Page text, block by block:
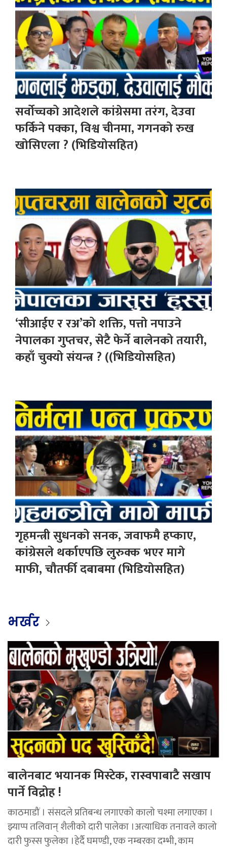
सर्वोच्चको आदेशले कांग्रेसमा तरंग, देउवा
फर्किने पक्का, विश्व चीनमा, गगनको रुख
खोसिएला ? (भिडियोसहित)
‘सीआईए र रअ’को शक्ति, पत्तो नपाउने
नेपालका गुप्तचर, सेटै फेर्ने बालेनको तयारी,
कहाँ चुक्यो संयन्त्र ? ((भिडियोसहित)
गृहमन्त्री सुधनको सनक, जवाफमै हप्काए,
कांग्रेसले थर्काएपछि लुरुक्क भएर मागे
माफी, चौतर्फी दबाबमा (भिडियोसहित)
भर्खर
बालेनबाट भयानक मिस्टेक, रास्वपाबाटै सखाप
पार्ने विद्रोह !
काठमाडौं । संसदले प्रतिबन्ध लगाएको कालो चश्मा लगाएका ।
झ्याप्प तलिवान् शैलीको दारी पालेका ।अत्याधिक तनावले कालो
दारी फुस्स फुलेका ।हेर्दै घमण्डी, एक नम्बरका दम्भी, काम